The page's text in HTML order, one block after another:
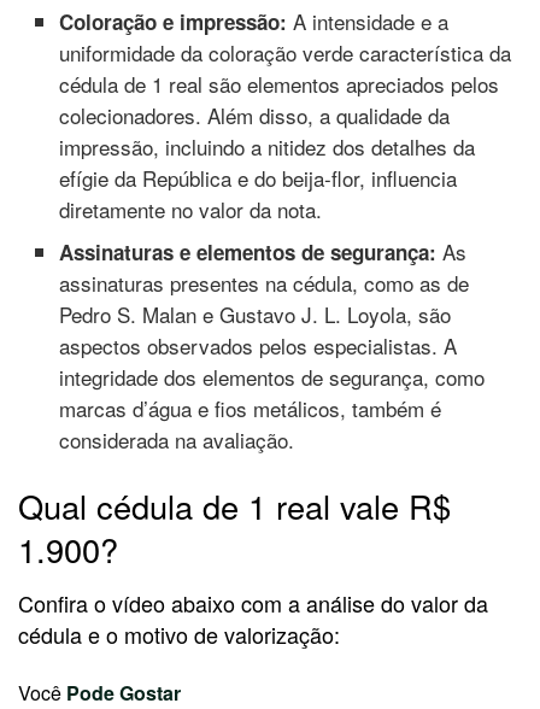
Coloração e impressão: A intensidade e a
uniformidade da coloração verde característica da
cédula de 1 real são elementos apreciados pelos
colecionadores. Além disso, a qualidade da
impressão, incluindo a nitidez dos detalhes da
efígie da República e do beija-flor, influencia
diretamente no valor da nota.
Assinaturas e elementos de segurança: As
assinaturas presentes na cédula, como as de
Pedro S. Malan e Gustavo J. L. Loyola, são
aspectos observados pelos especialistas. A
integridade dos elementos de segurança, como
marcas d’água e fios metálicos, também é
considerada na avaliação.
Qual cédula de 1 real vale R$
1.900?
Confira o vídeo abaixo com a análise do valor da
cédula e o motivo de valorização:
Você Pode Gostar